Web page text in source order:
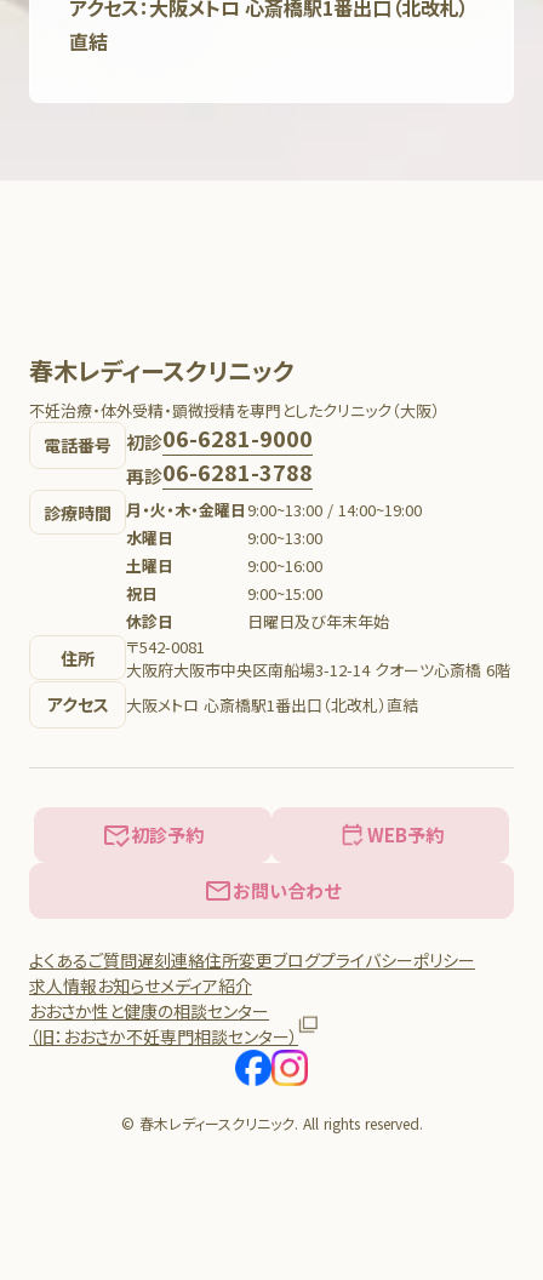
アクセス：大阪メトロ 心斎橋駅1番出口（北改札）
直結
春木レディースクリニック
不妊治療・体外受精・顕微授精を専門としたクリニック（大阪）
電話番号 初診06-6281-9000
再診06-6281-3788
診療時間 月・火・木・金曜日9:00~13:00 / 14:00~19:00
水曜日
9:00~13:00
土曜日
9:00~16:00
祝日
9:00~15:00
休診日
日曜日及び年末年始
住所
〒542-0081
大阪府大阪市中央区南船場3-12-14 クオーツ心斎橋 6階
アクセス 大阪メトロ 心斎橋駅1番出口（北改札）直結
初診予約 WEB予約
お問い合わせ
よくあるご質問遅刻連絡住所変更ブログプライバシーポリシー
求人情報お知らせメディア紹介
おおさか性と健康の相談センター
（旧：おおさか不妊専門相談センター）
© 春木レディースクリニック. All rights reserved.